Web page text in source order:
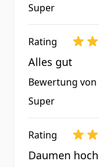
Super
Rating
Alles gut
Bewertung von
Super
Rating
Daumen hoch